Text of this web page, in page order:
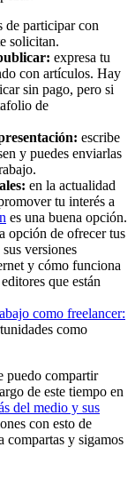
de participar con
solicitan.
expresa tu
con artículos. Hay
sin pago, pero si
de
escribe
y puedes enviarlas
en la actualidad
tu interés a
es una buena opción.
opción de ofrecer tus
versiones
y cómo funciona
que están
como freelancer:
como
puedo compartir
de este tiempo en
del medio y sus
con esto de
compartas y sigamos